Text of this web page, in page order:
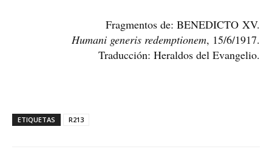
Fragmentos de: BENEDICTO XV.
Humani generis redemptionem, 15/6/1917.
Traducción: Heraldos del Evangelio.
ETIQUETAS R213